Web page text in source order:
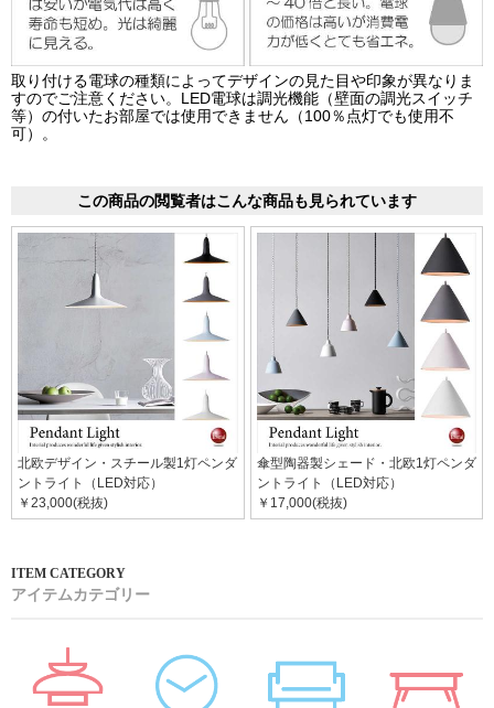
取り付ける電球の種類によってデザインの見た目や印象が異なりま
すのでご注意ください。LED電球は調光機能（壁面の調光スイッチ
等）の付いたお部屋では使用できません（100％点灯でも使用不
可）。
この商品の閲覧者はこんな商品も見られています
北欧デザイン・スチール製1灯ペンダ
ントライト（LED対応）
￥23,000(税抜)
傘型陶器製シェード・北欧1灯ペンダ
ントライト（LED対応）
￥17,000(税抜)
アイテムカテゴリー